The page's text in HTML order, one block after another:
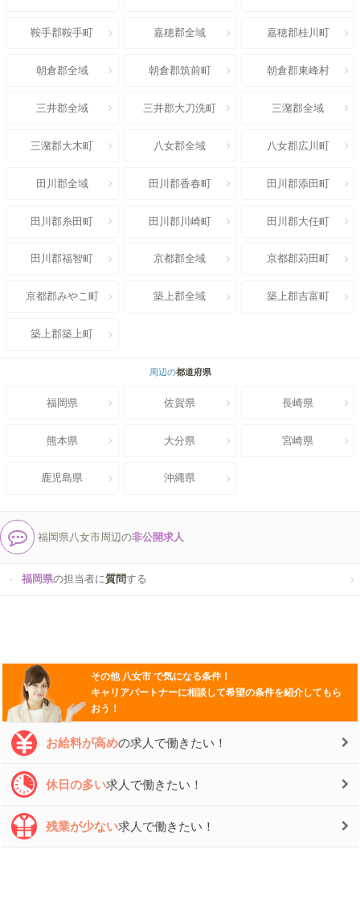
鞍手郡鞍手町 嘉穂郡全域 嘉穂郡桂川町
朝倉郡全域 朝倉郡筑前町 朝倉郡東峰村
三井郡全域 三井郡大刀洗町 三潴郡全域
三潴郡大木町 八女郡全域 八女郡広川町
田川郡全域 田川郡香春町 田川郡添田町
田川郡糸田町 田川郡川崎町 田川郡大任町
田川郡福智町 京都郡全域 京都郡苅田町
京都郡みやこ町 築上郡全域 築上郡吉富町
築上郡築上町
周辺の都道府県
福岡県 佐賀県 長崎県
熊本県 大分県 宮崎県
鹿児島県 沖縄県
福岡県八女市周辺の非公開求人
福岡県の担当者に質問する
その他 八女市 で気になる条件！
キャリアパートナーに相談して希望の条件を紹介してもら
おう！
お給料が高めの求人で働きたい！
休日の多い求人で働きたい！
残業が少ない求人で働きたい！